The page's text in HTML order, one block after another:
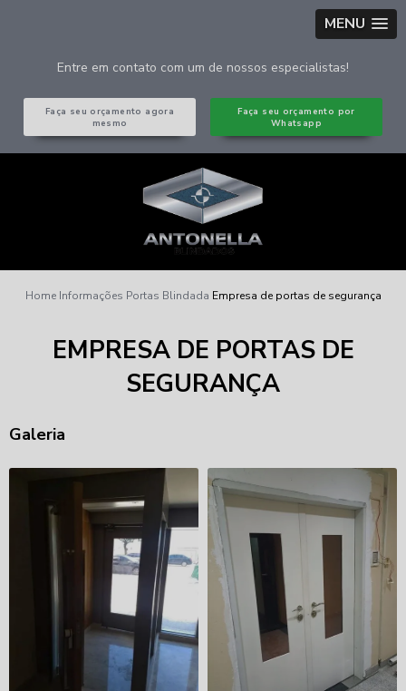
MENU
Entre em contato com um de nossos especialistas!
Faça seu orçamento agora
mesmo
Faça seu orçamento por
Whatsapp
Home Informações Portas Blindada Empresa de portas de segurança
EMPRESA DE PORTAS DE
SEGURANÇA
Galeria